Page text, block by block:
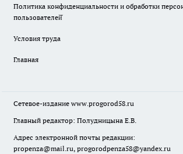
Политика конфиденциальности и обработки
пользователей̆
Условия труда
Главная
Сетевое-издание www.progorod58.ru
Главный редактор: Полудницына Е.В.
Адрес электронной почты редакции:
propenza@mail.ru, progorodpenza58@yandex.ru